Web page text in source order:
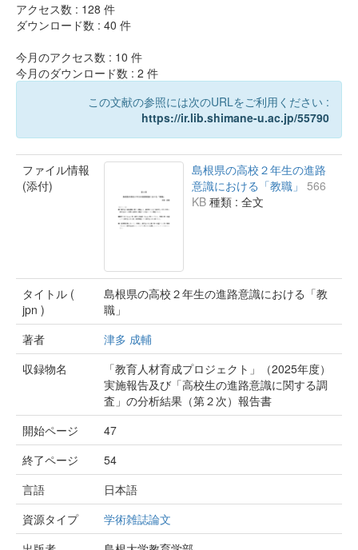
アクセス数 : 128 件
ダウンロード数 : 40 件
今月のアクセス数 : 10 件
今月のダウンロード数 : 2 件
この文献の参照には次のURLをご利用ください :
https://ir.lib.shimane-u.ac.jp/55790
ファイル情報
(添付)
島根県の高校２年生の進路
意識における「教職」 566
KB 種類 : 全文
タイトル (
jpn )
島根県の高校２年生の進路意識における「教
職」
著者
津多 成輔
収録物名
「教育人材育成プロジェクト」（2025年度）
実施報告及び「高校生の進路意識に関する調
査」の分析結果（第２次）報告書
開始ページ
47
終了ページ
54
言語
日本語
資源タイプ
学術雑誌論文